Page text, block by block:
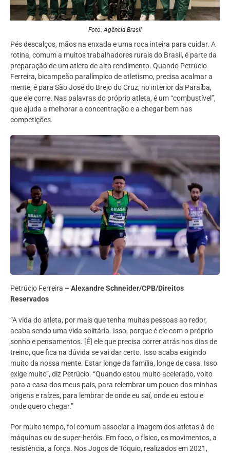
Foto: Agência Brasil
Pés descalços, mãos na enxada e uma roça inteira para cuidar. A
rotina, comum a muitos trabalhadores rurais do Brasil, é parte da
preparação de um atleta de alto rendimento. Quando Petrúcio
Ferreira, bicampeão paralímpico de atletismo, precisa acalmar a
mente, é para São José do Brejo do Cruz, no interior da Paraíba,
que ele corre. Nas palavras do próprio atleta, é um “combustível”,
que ajuda a melhorar a concentração e a chegar bem nas
competições.
Petrúcio Ferreira – Alexandre Schneider/CPB/Direitos
Reservados
“A vida do atleta, por mais que tenha muitas pessoas ao redor,
acaba sendo uma vida solitária. Isso, porque é ele com o próprio
sonho e pensamentos. [É] ele que precisa correr atrás nos dias de
treino, que fica na dúvida se vai dar certo. Isso acaba exigindo
muito da nossa mente. Estar longe da família, longe de casa. Isso
exige muito”, diz Petrúcio. “Quando estou muito acelerado, volto
para a casa dos meus pais, para relembrar um pouco das minhas
origens e raízes, para lembrar de onde eu saí, onde eu estou e
onde quero chegar.”
Por muito tempo, foi comum associar a imagem dos atletas à de
máquinas ou de super-heróis. Em foco, o físico, os movimentos, a
resistência, a força. Nos Jogos de Tóquio, realizados em 2021,